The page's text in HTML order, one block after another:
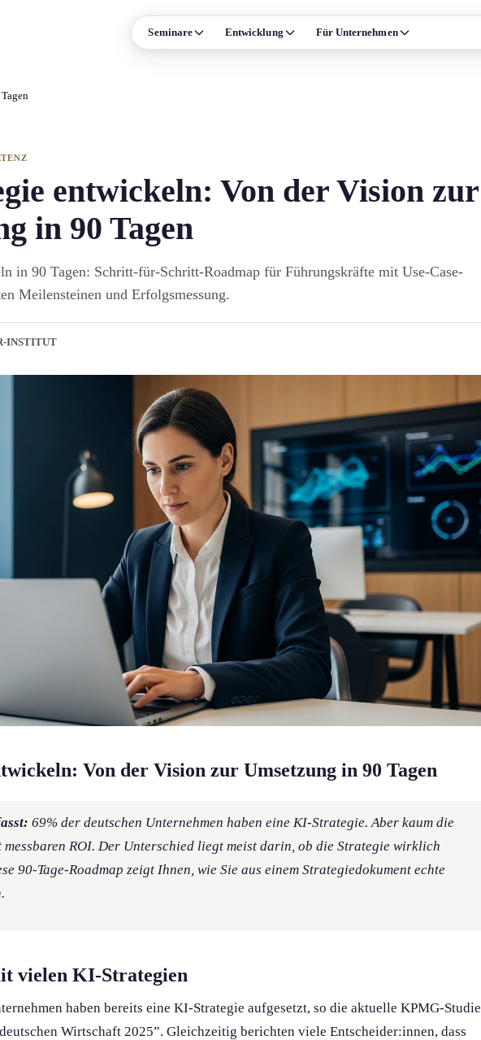
Seminare
Kompetenz
und Compliance
Alle Formate →
Entwicklung Für Unternehmen
entwickeln: Von der Vision zur
in 90 Tagen
in 90 Tagen: Schritt-für-Schritt-Roadmap für Führungs­kräfte mit Use-Case-
Meilensteinen und Erfolgsmessung.
INSTITUT
Von der Vision zur Umsetzung in 90 Tagen
69% der deutschen Unternehmen haben eine KI-Strategie. Aber kaum die
ROI. Der Unterschied liegt meist darin, ob die Strategie wirklich
90-Tage-Roadmap zeigt Ihnen, wie Sie aus einem Strategiedokument echte
vielen KI-Strategien
haben bereits eine KI-Strategie aufgesetzt, so die aktuelle KPMG-Studie
Wirtschaft 2025”. Gleichzeitig berichten viele Entscheider:innen, dass